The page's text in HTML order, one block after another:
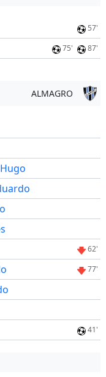
57'
75' 87'
ALMAGRO
62'
77'
41'